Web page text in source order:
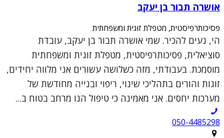
אושרה תבור בן יעקב
פסיכותרפיסטית, מטפלת זוגית ומשפחתית
הי, נעים להכיר. שמי אושרה תבור בן יעקב, עובדת
סוציאלית, פסיכותרפיסטית, מטפלת זוגית ומשפחתית
מוסמכת. בעבודתי, מזה כשלושה עשורים אני מלווה יחידים,
זוגות והורים בתהליכי שינוי, ריפוי ובנייה מחודשת של
מערכות יחסים. אני מאמינה כי טיפול הנו מרחב בטוח ב...
050-4485298